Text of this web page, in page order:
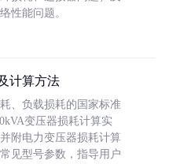
性能问题。
计算方法
、负载损耗的国家标准
变压器损耗计算实
附电力变压器损耗计算
见型号参数，指导用户